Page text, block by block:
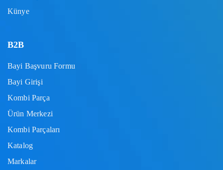
Künye
B2B
Bayi Başvuru Formu
Bayi Girişi
Kombi Parça
Ürün Merkezi
Kombi Parçaları
Katalog
Markalar